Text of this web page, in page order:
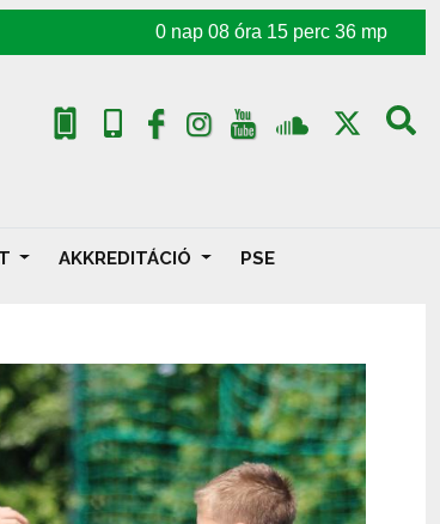
0 nap 08 óra 15 perc 33 mp
AKKREDITÁCIÓ PSE